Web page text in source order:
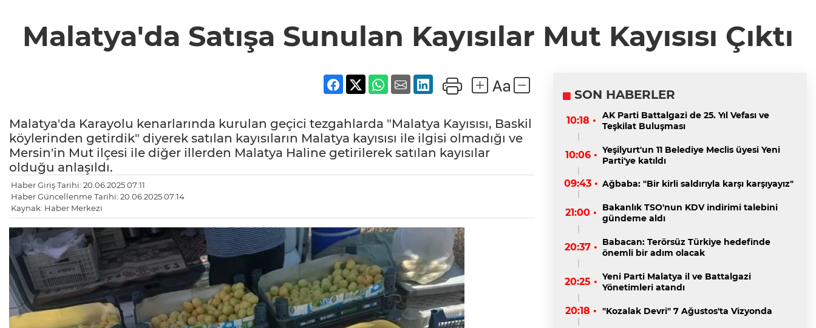
Malatya'da Satışa Sunulan Kayısılar Mut Kayısısı Çıktı
Malatya'da Karayolu kenarlarında kurulan geçici tezgahlarda "Malatya Kayısısı, Baskil
köylerinden getirdik" diyerek satılan kayısıların Malatya kayısısı ile ilgisi olmadığı ve
Mersin'in Mut ilçesi ile diğer illerden Malatya Haline getirilerek satılan kayısılar
olduğu anlaşıldı.
Haber Giriş Tarihi: 20.06.2025 07:11
Haber Güncellenme Tarihi: 20.06.2025 07:14
Kaynak: Haber Merkezi
SON HABERLER
10:18 •
AK Parti Battalgazi de 25. Yıl Vefası ve
Teşkilat Buluşması
10:06 • Yeşilyurt'un 11 Belediye Meclis üyesi Yeni
Parti'ye katıldı
09:43 • Ağbaba: "Bir kirli saldırıyla karşı karşıyayız"
21:00 •
Bakanlık TSO'nun KDV indirimi talebini
gündeme aldı
20:37 • Babacan: Terörsüz Türkiye hedefinde
önemli bir adım olacak
20:25 • Yeni Parti Malatya il ve Battalgazi
Yönetimleri atandı
20:18 • "Kozalak Devri" 7 Ağustos'ta Vizyonda